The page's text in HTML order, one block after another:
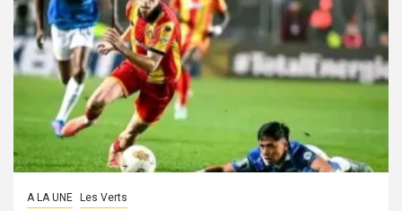
A LA UNE Les Verts